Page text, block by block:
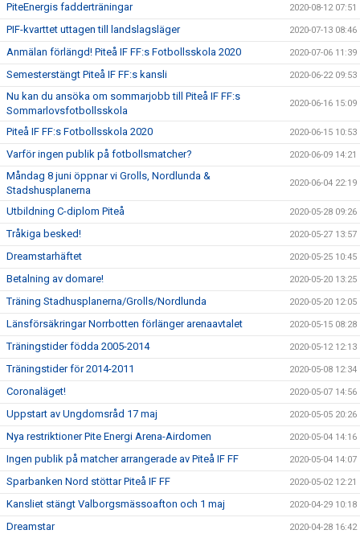
PiteEnergis fadderträningar 2020-08-12 07:51
PIF-kvarttet uttagen till landslagsläger 2020-07-13 08:46
Anmälan förlängd! Piteå IF FF:s Fotbollsskola 2020 2020-07-06 11:39
Semesterstängt Piteå IF FF:s kansli 2020-06-22 09:53
Nu kan du ansöka om sommarjobb till Piteå IF FF:s
Sommarlovsfotbollsskola
2020-06-16 15:09
Piteå IF FF:s Fotbollsskola 2020 2020-06-15 10:53
Varför ingen publik på fotbollsmatcher? 2020-06-09 14:21
Måndag 8 juni öppnar vi Grolls, Nordlunda &
Stadshusplanerna
2020-06-04 22:19
Utbildning C-diplom Piteå 2020-05-28 09:26
Tråkiga besked! 2020-05-27 13:57
Dreamstarhäftet 2020-05-25 10:45
Betalning av domare! 2020-05-20 13:25
Träning Stadhusplanerna/Grolls/Nordlunda 2020-05-20 12:05
Länsförsäkringar Norrbotten förlänger arenaavtalet 2020-05-15 08:28
Träningstider födda 2005-2014 2020-05-12 12:13
Träningstider för 2014-2011 2020-05-08 12:34
Coronaläget! 2020-05-07 14:56
Uppstart av Ungdomsråd 17 maj 2020-05-05 20:26
Nya restriktioner Pite Energi Arena-Airdomen 2020-05-04 14:16
Ingen publik på matcher arrangerade av Piteå IF FF 2020-05-04 14:07
Sparbanken Nord stöttar Piteå IF FF 2020-05-02 12:21
Kansliet stängt Valborgsmässoafton och 1 maj 2020-04-29 10:18
Dreamstar 2020-04-28 16:42